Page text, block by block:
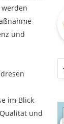
und
im Blick
und